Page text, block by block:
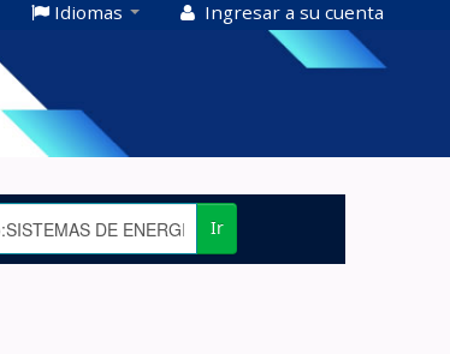
Idiomas Ingresar a su cuenta
Ir